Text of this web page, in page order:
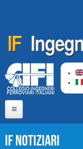
IF Notiziari